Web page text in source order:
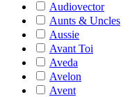
Audiovector
Aunts & Uncles
Aussie
Avant Toi
Aveda
Avelon
Avent